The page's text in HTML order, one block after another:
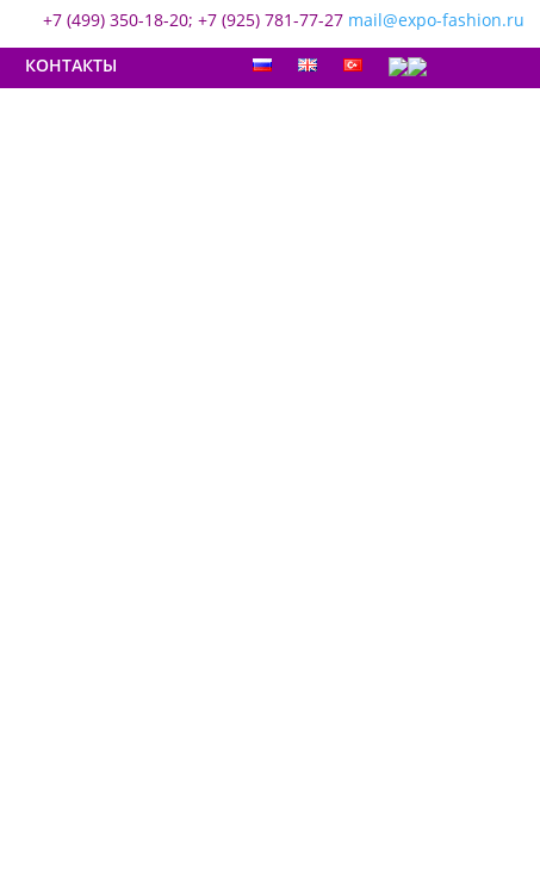
+7 (499) 350-18-20; +7 (925) 781-77-27 mail@expo-fashion.ru
КОНТАКТЫ